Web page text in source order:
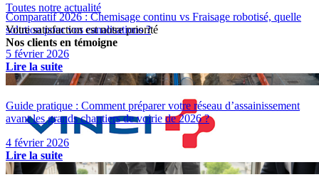
Comparatif 2026 : Chemisage continu vs Fraisage robotisé, quelle
solution pour vos canalisations ?
5 février 2026
Lire la suite
Guide pratique : Comment préparer votre réseau d’assainissement
avant les grands chantiers de voirie de 2026 ?
4 février 2026
Lire la suite
Toutes notre actualité
Votre satisfaction est notre priorité
Nos clients en témoigne